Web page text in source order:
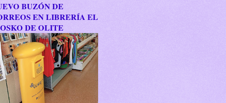
BUZÓN DE
EN LIBRERÍA EL
DE OLITE